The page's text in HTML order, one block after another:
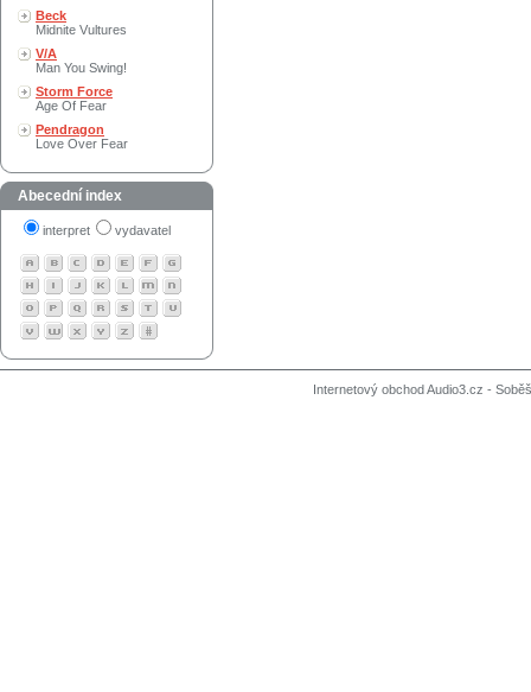
Beck
Midnite Vultures
V/A
Man You Swing!
Storm Force
Age Of Fear
Pendragon
Love Over Fear
Abecední index
interpret vydavatel
Internetový obchod Audio3.cz -